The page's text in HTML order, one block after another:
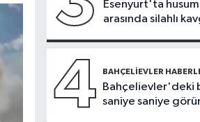
23:24Üsküdar'da
'Huzur
Esenyurt'ta
arasında silahlı
4 BAHÇELIEVLER
Bahçelievler'deki
saniye saniye